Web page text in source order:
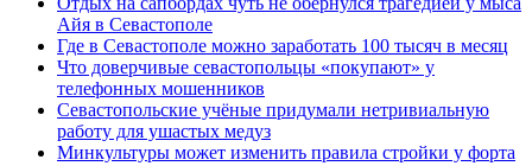
Айя в Севастополе
Где в Севастополе можно заработать 100 тысяч в месяц
Что доверчивые севастопольцы «покупают» у
телефонных мошенников
Севастопольские учёные придумали нетривиальную
работу для ушастых медуз
Минкультуры может изменить правила стройки у форта